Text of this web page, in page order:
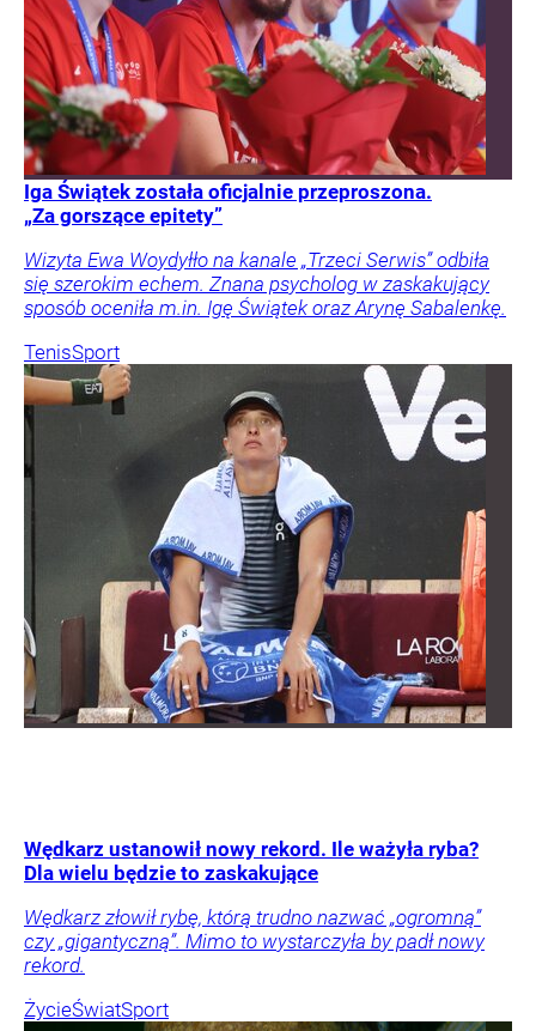
Iga Świątek została oficjalnie przeproszona.
„Za gorszące epitety”
Wizyta Ewa Woydyłło na kanale „Trzeci Serwis” odbiła
się szerokim echem. Znana psycholog w zaskakujący
sposób oceniła m.in. Igę Świątek oraz Arynę Sabalenkę.
TenisSport
Wędkarz ustanowił nowy rekord. Ile ważyła ryba?
Dla wielu będzie to zaskakujące
Wędkarz złowił rybę, którą trudno nazwać „ogromną”
czy „gigantyczną”. Mimo to wystarczyła by padł nowy
rekord.
ŻycieŚwiatSport